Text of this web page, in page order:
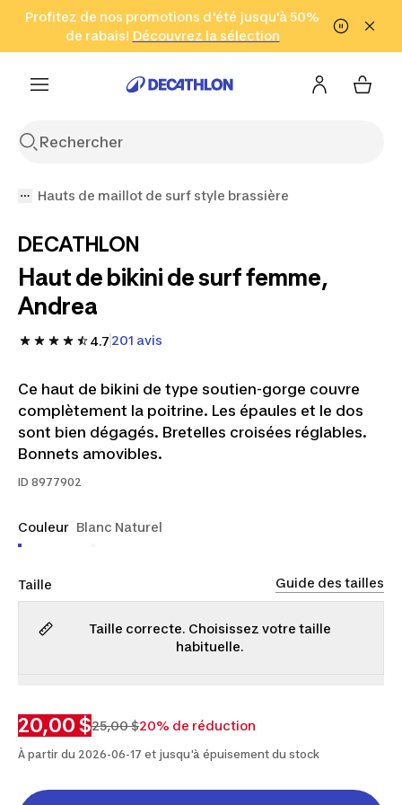
Aller à la recherche Aller au contenu Aller au pied de
Profitez de nos promotions d'été jusqu'à 50%
de rabais! Découvrez la sélection
Cliquez ici
en seulement 2 h!
(Zones sélectionnées)
Hauts de maillot de surf style brassière
DECATHLON
Haut de bikini de surf femme,
Andrea
4.7 201 avis
Ce haut de bikini de type soutien-gorge couvre
complètement la poitrine. Les épaules et le dos
sont bien dégagés. Bretelles croisées réglables.
Bonnets amovibles.
ID 8977902
Couleur Blanc Naturel
Taille Guide des tailles
Taille correcte. Choisissez votre taille
habituelle.
20,00 $25,00 $20% de réduction
À partir du 2026-06-17 et jusqu'à épuisement du stock